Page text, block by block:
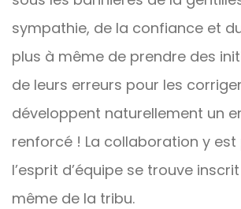
sympathie, de la confiance et
plus à même de prendre des
de leurs erreurs pour les
développent naturellement un
renforcé ! La collaboration y est
l’esprit d’équipe se trouve inscrit
même de la tribu.